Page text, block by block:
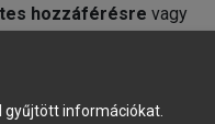
hozzáférésre vagy
új fiókot.
gyűjtött információkat.